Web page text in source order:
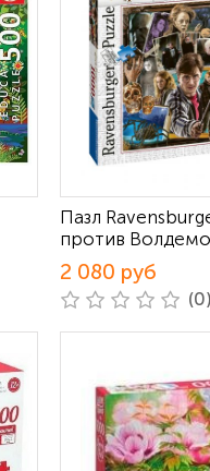
Пазл
против
2 080 руб